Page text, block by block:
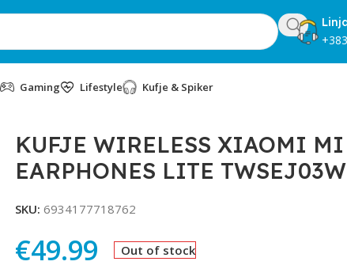
Gaming Lifestyle Kufje & Spiker
KUFJE WIRELESS XIAOMI MI
EARPHONES LITE
SKU: 6934177718762
€49.99 Out of stock